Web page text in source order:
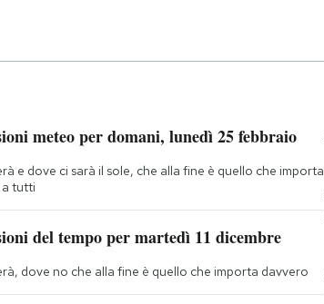
meteo per domani, lunedì 25 febbraio
e dove ci sarà il sole, che alla fine è quello che importa
tutti
del tempo per martedì 11 dicembre
dove no che alla fine è quello che importa davvero